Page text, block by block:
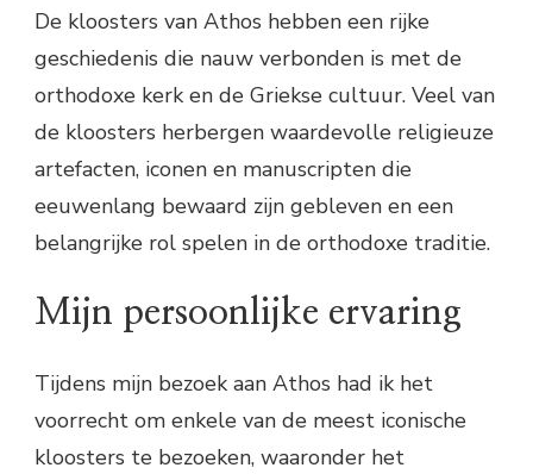
De kloosters van Athos hebben een rijke
geschiedenis die nauw verbonden is met de
orthodoxe kerk en de Griekse cultuur. Veel van
de kloosters herbergen waardevolle religieuze
artefacten, iconen en manuscripten die
eeuwenlang bewaard zijn gebleven en een
belangrijke rol spelen in de orthodoxe traditie.
Mijn persoonlijke ervaring
Tijdens mijn bezoek aan Athos had ik het
voorrecht om enkele van de meest iconische
kloosters te bezoeken, waaronder het